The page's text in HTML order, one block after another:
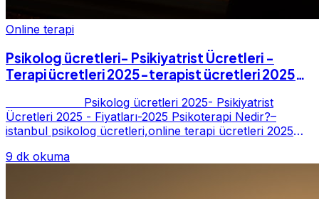
Online terapi
Psikolog ücretleri- Psikiyatrist Ücretleri -
Terapi ücretleri 2025-terapist ücretleri 2025-
Psikolog ücretleri 2025- Psikiyatrist
Ücretleri 2025 - Fiyatları-2025 Psikoterapi Nedir?–
istanbul psikolog ücretleri,online terapi ücretleri 2025
9 dk okuma